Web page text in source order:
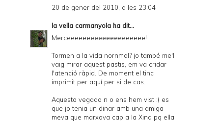
20 de gener del 2010, a les 23:04
la vella carmanyola ha dit...
Merceeeeeeeeeeeeeeeeeeee!
Tormen a la vida nornmal? jo també me'l
vaig mirar aquest pastis, em va cridar
l'atenció ràpid. De moment el tinc
imprimit per aquí per si de cas.
Aquesta vegada n o ens hem vist :( es
que jo tenia un dinar amb una amiga
meva que marxava cap a la Xina pq ella